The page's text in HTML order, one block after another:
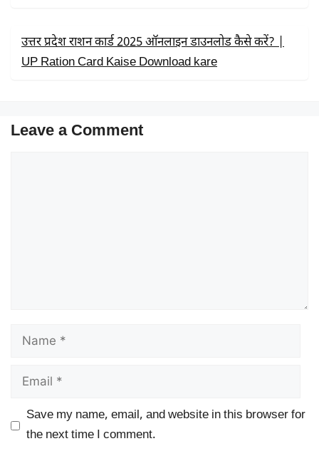
उत्तर प्रदेश राशन कार्ड 2025 ऑनलाइन डाउनलोड कैसे करें? |
UP Ration Card Kaise Download kare
Leave a Comment
Name
Email
Save my name, email, and website in this browser for
the next time I comment.